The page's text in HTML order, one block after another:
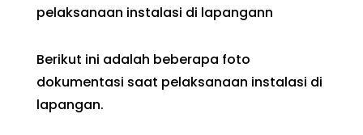
pelaksanaan instalasi di lapangann
Berikut ini adalah beberapa foto
dokumentasi saat pelaksanaan instalasi di
lapangan.